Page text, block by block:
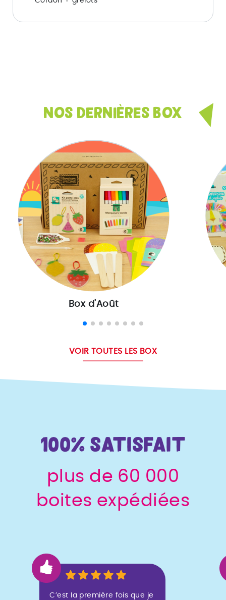
NOS DERNIÈRES BOX
Box d'Août
VOIR TOUTES LES BOX
100% satisfait
plus de 60 000
boites expédiées
C’est la première fois que je